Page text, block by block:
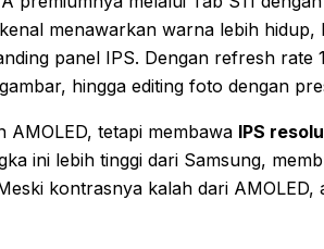
menawarkan warna lebih hidup,
panel IPS. Dengan refresh rate
hingga editing foto dengan
AMOLED, tetapi membawa IPS
ini lebih tinggi dari Samsung,
kontrasnya kalah dari